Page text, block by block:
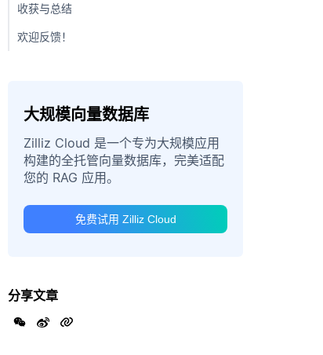
收获与总结
欢迎反馈！
大规模向量数据库
Zilliz Cloud 是一个专为大规模应用
构建的全托管向量数据库，完美适配
您的 RAG 应用。
免费试用 Zilliz Cloud
分享文章